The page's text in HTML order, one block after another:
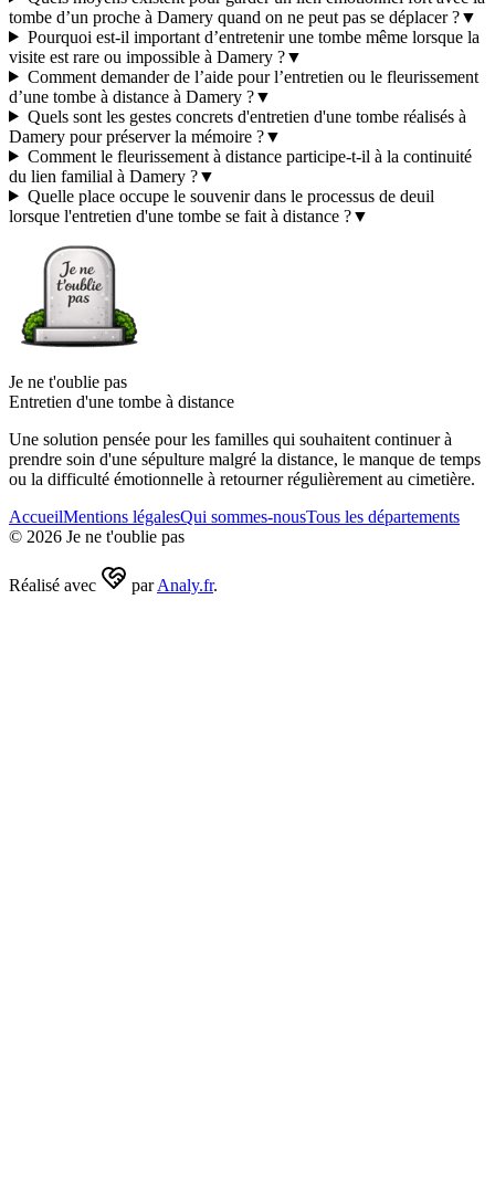
tombe d’un proche à Damery quand on ne peut pas se déplacer ?▼
Pourquoi est-il important d’entretenir une tombe même lorsque la
visite est rare ou impossible à Damery ?▼
Comment demander de l’aide pour l’entretien ou le fleurissement
d’une tombe à distance à Damery ?▼
Quels sont les gestes concrets d'entretien d'une tombe réalisés à
Damery pour préserver la mémoire ?▼
Comment le fleurissement à distance participe-t-il à la continuité
du lien familial à Damery ?▼
Quelle place occupe le souvenir dans le processus de deuil
lorsque l'entretien d'une tombe se fait à distance ?▼
Je ne t'oublie pas
Entretien d'une tombe à distance
Une solution pensée pour les familles qui souhaitent continuer à
prendre soin d'une sépulture malgré la distance, le manque de temps
ou la difficulté émotionnelle à retourner régulièrement au cimetière.
AccueilMentions légalesQui sommes-nousTous les départements
© 2026 Je ne t'oublie pas
Réalisé avec par Analy.fr.